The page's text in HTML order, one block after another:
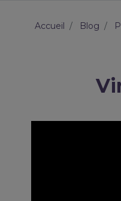
Accueil Blog